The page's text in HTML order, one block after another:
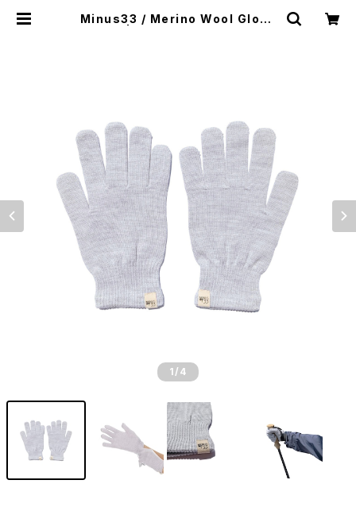
Minus33 / Merino Wool Glove
1 /4